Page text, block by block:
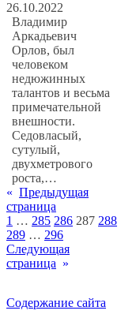
26.10.2022
Владимир
Аркадьевич
Орлов, был
человеком
недюжинных
талантов и весьма
примечательной
внешности.
Седовласый,
сутулый,
двухметрового
роста,…
« Предыдущая
страница
1 … 285 286 287 288
289 … 296
Следующая
страница »
Содержание сайта